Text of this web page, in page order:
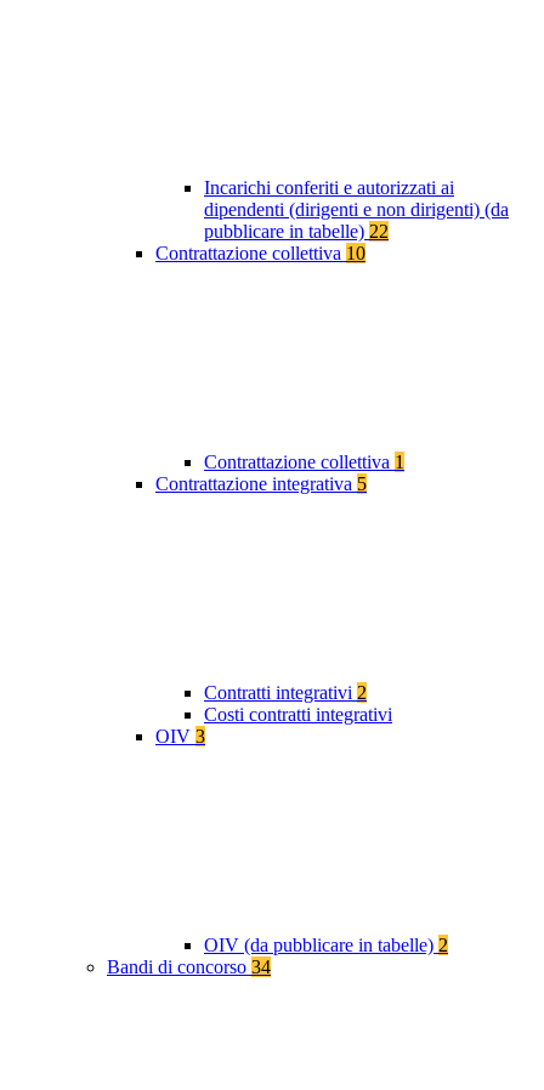
Incarichi conferiti e autorizzati ai
dipendenti (dirigenti e non dirigenti) (da
pubblicare in tabelle) 22
Contrattazione collettiva 10
Contrattazione collettiva 1
Contrattazione integrativa 5
Contratti integrativi 2
Costi contratti integrativi
OIV 3
OIV (da pubblicare in tabelle) 2
Bandi di concorso 34